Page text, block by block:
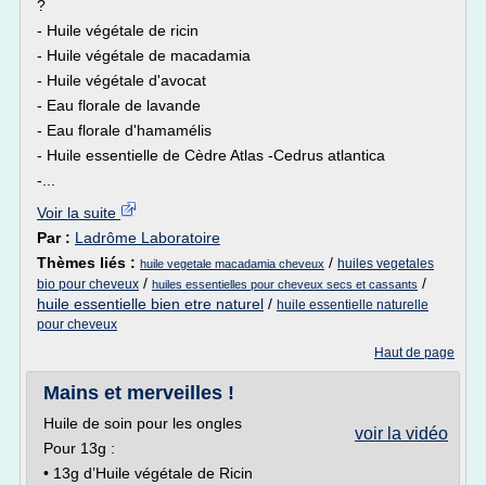
?
- Huile végétale de ricin
- Huile végétale de macadamia
- Huile végétale d'avocat
- Eau florale de lavande
- Eau florale d'hamamélis
- Huile essentielle de Cèdre Atlas -Cedrus atlantica
-...
Voir la suite
Par : Ladrôme Laboratoire
Thèmes liés : huile vegetale macadamia cheveux / huiles vegetales
bio pour cheveux / huiles essentielles pour cheveux secs et cassants /
huile essentielle bien etre naturel / huile essentielle naturelle
pour cheveux
Haut de page
Mains et merveilles !
voir la vidéo
Huile de soin pour les ongles
Pour 13g :
• 13g d’Huile végétale de Ricin